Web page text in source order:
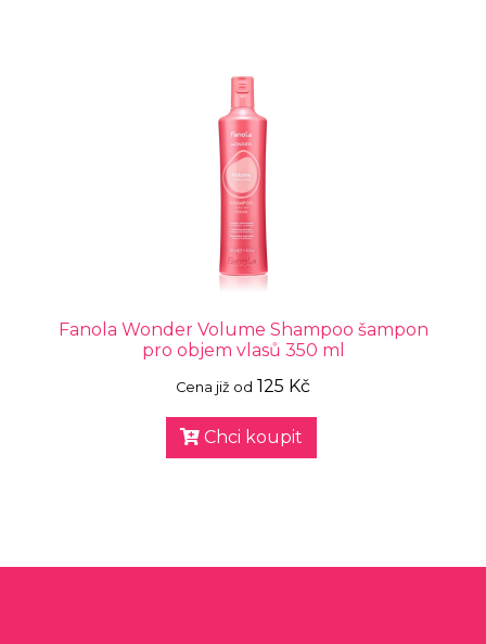
Fanola Wonder Volume Shampoo šampon
pro objem vlasů 350 ml
Cena již od 125 Kč
Chci koupit